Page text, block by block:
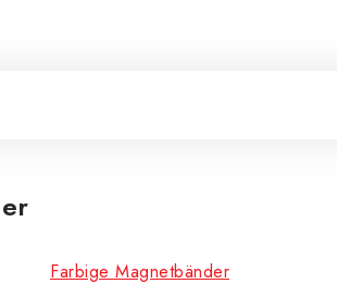
Farbige Magnetbänder